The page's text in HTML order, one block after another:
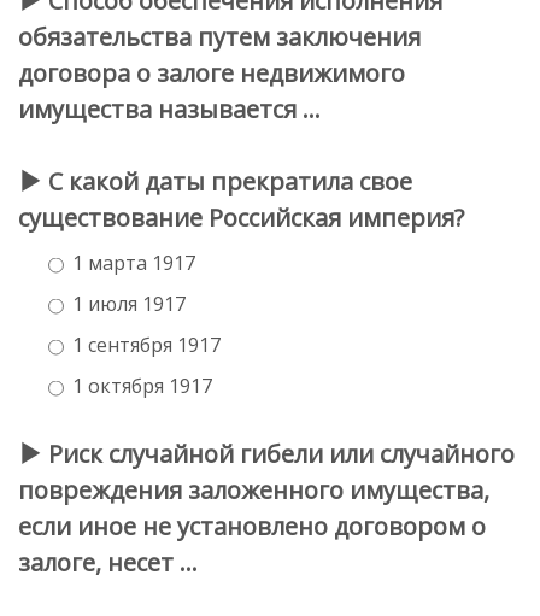
обязательства путем заключения
договора о залоге недвижимого
имущества называется …
С какой даты прекратила свое
существование Российская империя?
1 марта 1917
1 июля 1917
1 сентября 1917
1 октября 1917
Риск случайной гибели или случайного
повреждения заложенного имущества,
если иное не установлено договором о
залоге, несет …